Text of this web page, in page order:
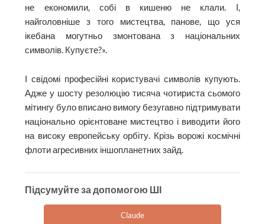
не економили, собі в кишеню не клали. І,
найголовніше з того мистецтва, панове, що уся
ікебана могутньо змонтована з національних
символів. Купуєте?».
І свідомі професійні користувачі символів купують.
Адже у шосту резолюцію тисяча чотириста сьомого
мітингу було вписано вимогу безугавно підтримувати
національно орієнтоване мистецтво і виводити його
на високу европейську орбіту. Крізь ворожі космічні
флоти агресивних іншопланетних зайд.
Підсумуйте за допомогою ШІ
Claude